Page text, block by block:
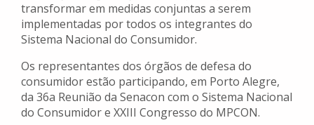
transformar em medidas conjuntas a serem
implementadas por todos os integrantes do
Sistema Nacional do Consumidor.
Os representantes dos órgãos de defesa do
consumidor estão participando, em Porto Alegre,
da 36a Reunião da Senacon com o Sistema Nacional
do Consumidor e XXIII Congresso do MPCON.